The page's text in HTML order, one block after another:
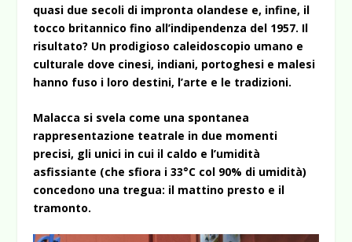
quasi due secoli di impronta olandese e, infine, il
tocco britannico fino all’indipendenza del 1957. Il
risultato? Un prodigioso caleidoscopio umano e
culturale dove cinesi, indiani, portoghesi e malesi
hanno fuso i loro destini, l’arte e le tradizioni.
Malacca si svela come una spontanea
rappresentazione teatrale in due momenti
precisi, gli unici in cui il caldo e l’umidità
asfissiante (che sfiora i 33°C col 90% di umidità)
concedono una tregua: il mattino presto e il
tramonto.